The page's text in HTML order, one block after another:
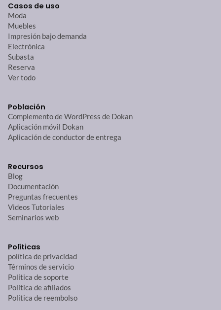
Casos de uso
Moda
Muebles
Impresión bajo demanda
Electrónica
Subasta
Reserva
Ver todo
Población
Complemento de WordPress de Dokan
Aplicación móvil Dokan
Aplicación de conductor de entrega
Recursos
Blog
Documentación
Preguntas frecuentes
Videos Tutoriales
Seminarios web
Políticas
política de privacidad
Términos de servicio
Política de soporte
Política de afiliados
Politica de reembolso